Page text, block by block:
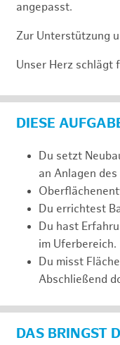
angepasst.
Zur Unterstützung
Unser Herz schlägt
DIESE
Du setzt
an Anlagen
Du errichtest
Du hast
im Uferbereich.
Du misst
Abschließend
DAS BRINGST